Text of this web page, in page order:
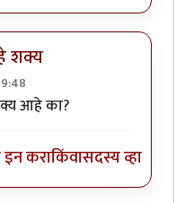
शक्य
ज्ञानवआहे का?
कराकिंवासदस्य व्हा